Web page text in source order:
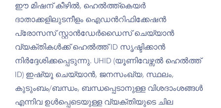
ഈ മിഷന് കീഴിൽ, ഹെൽത്ത്കെയർ
ദാതാക്കളിലുടനീളം ഐഡന്‍റിഫിക്കേഷൻ
പ്രോസസ് സ്റ്റാൻഡേർഡൈസ് ചെയ്യാൻ
വ്യക്തികൾക്ക് ഹെൽത്ത് ID സൃഷ്ടിക്കാൻ
നിർദ്ദേശിക്കപ്പെടുന്നു. UHID (യൂണിവേഴ്സൽ ഹെൽത്ത്
ID) ഇഷ്യൂ ചെയ്യാൻ, ജനസംഖ്യ, സ്ഥലം,
കുടുംബം/ബന്ധം, ബന്ധപ്പെടാനുള്ള വിശദാംശങ്ങൾ
എന്നിവ ഉൾപ്പെടെയുള്ള വ്യക്തിയുടെ ചില